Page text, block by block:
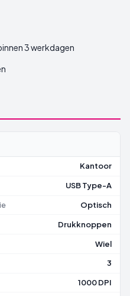
3 werkdagen
Kantoor
USB Type-A
Optisch
Drukknoppen
Wiel
3
1000 DPI